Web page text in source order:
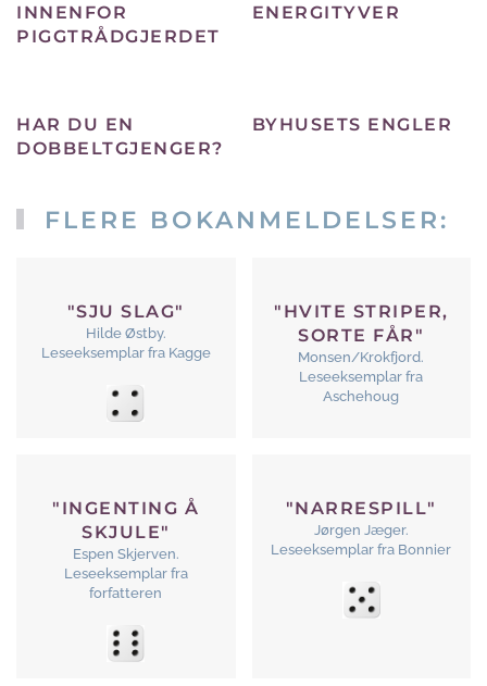
INNENFOR
PIGGTRÅDGJERDET
ENERGITYVER
HAR DU EN
DOBBELTGJENGER?
BYHUSETS ENGLER
FLERE BOKANMELDELSER:
"SJU SLAG"
Hilde Østby.
Leseeksemplar fra Kagge
"HVITE STRIPER,
SORTE FÅR"
Monsen/Krokfjord.
Leseeksemplar fra
Aschehoug
"INGENTING Å
SKJULE"
Espen Skjerven.
Leseeksemplar fra
forfatteren
"NARRESPILL"
Jørgen Jæger.
Leseeksemplar fra Bonnier